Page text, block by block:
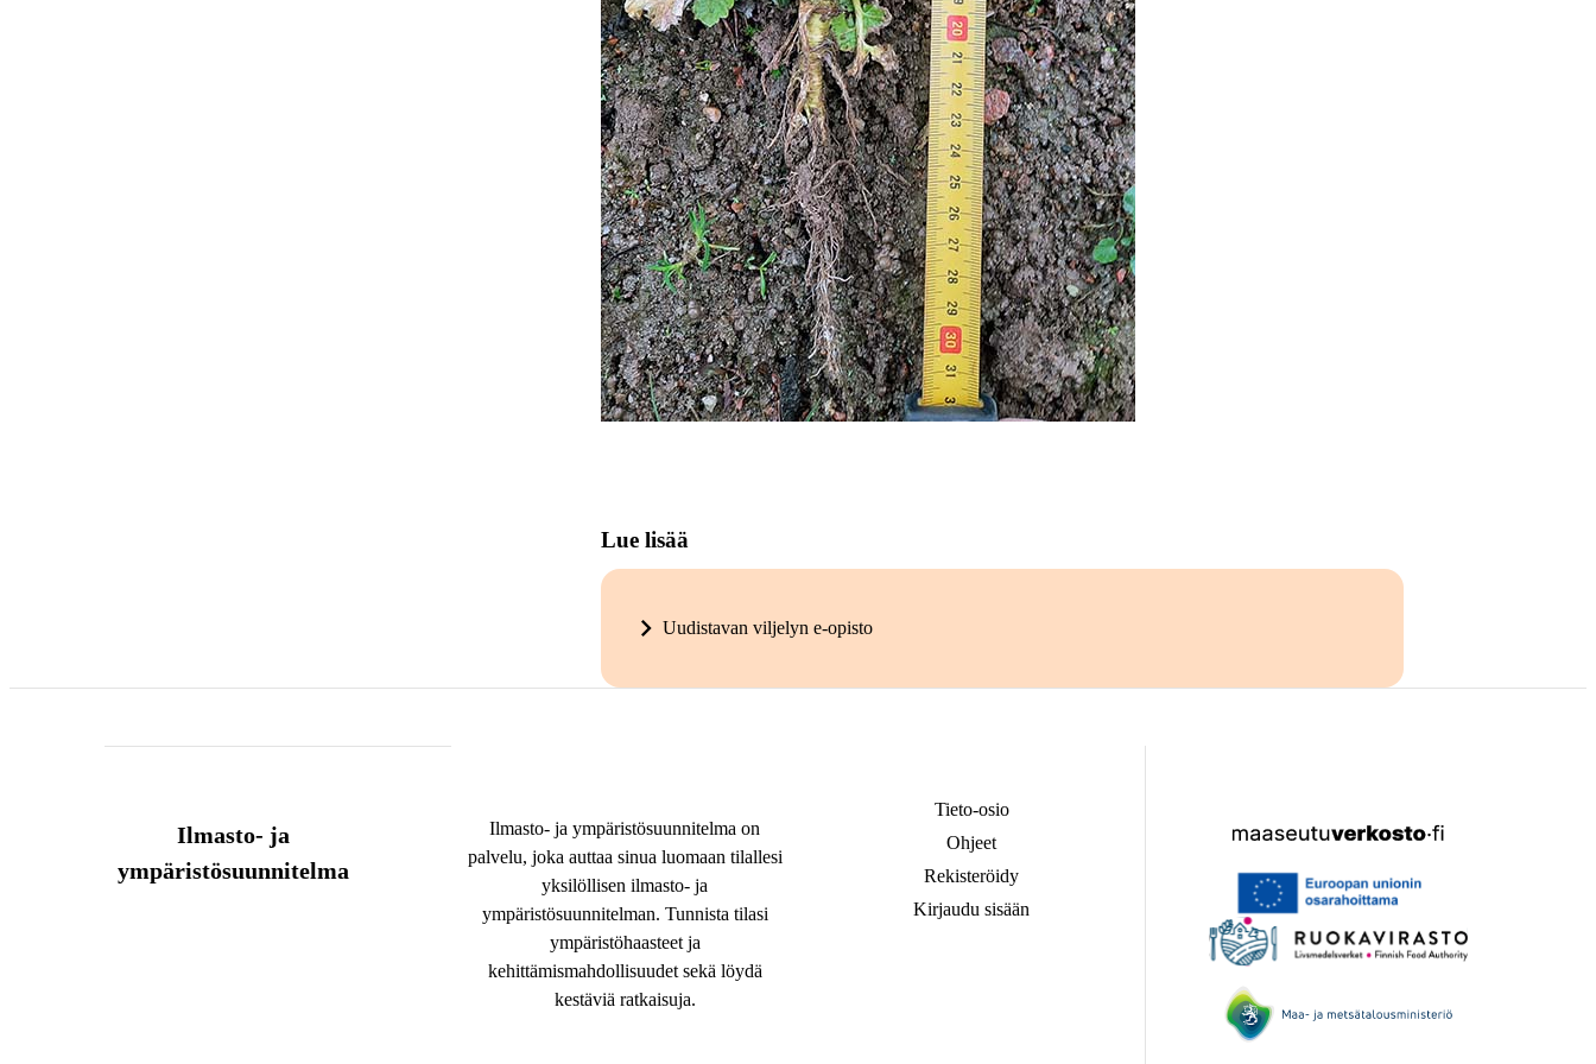
Lue lisää
Uudistavan viljelyn e-opisto
Ilmasto- ja
ympäristösuunnitelma
Ilmasto- ja ympäristösuunnitelma on
palvelu, joka auttaa sinua luomaan tilallesi
yksilöllisen ilmasto- ja
ympäristösuunnitelman. Tunnista tilasi
ympäristöhaasteet ja
kehittämismahdollisuudet sekä löydä
kestäviä ratkaisuja.
Tieto-osio
Ohjeet
Rekisteröidy
Kirjaudu sisään